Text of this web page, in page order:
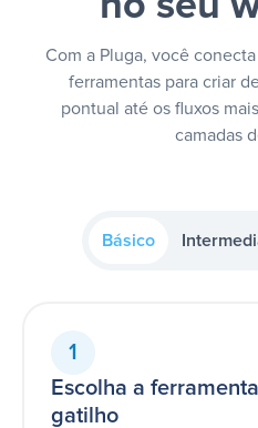
Com a Pluga, você
ferramentas para criar
pontual até os fluxos
camadas
Básico
1
Escolha a
gatilho